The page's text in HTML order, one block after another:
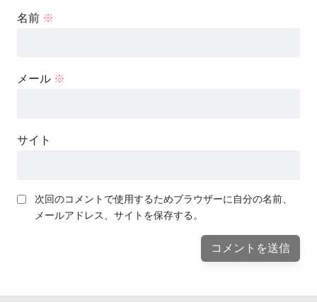
名前 ※
メール ※
サイト
次回のコメントで使用するためブラウザーに自分の名前、
メールアドレス、サイトを保存する。